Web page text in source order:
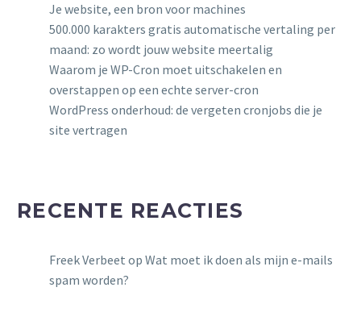
Je website, een bron voor machines
500.000 karakters gratis automatische vertaling per
maand: zo wordt jouw website meertalig
Waarom je WP-Cron moet uitschakelen en
overstappen op een echte server-cron
WordPress onderhoud: de vergeten cronjobs die je
site vertragen
RECENTE REACTIES
Freek Verbeet op Wat moet ik doen als mijn e-mails
spam worden?